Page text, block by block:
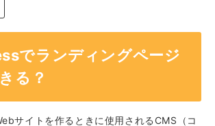
でランディングページ
る？
サイトを作るときに使用されるCMS（コ